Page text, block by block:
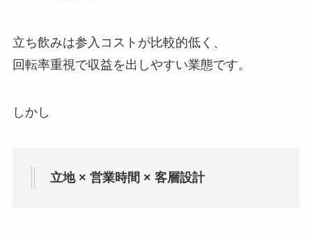
立ち飲みは参入コストが比較的低く、
回転率重視で収益を出しやすい業態です。
しかし
立地 × 営業時間 × 客層設計